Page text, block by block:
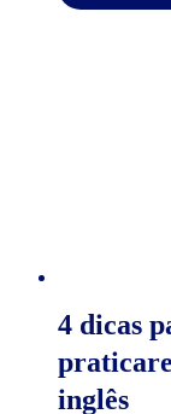
4 dicas
inglês